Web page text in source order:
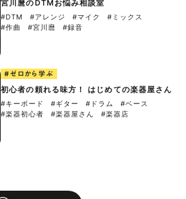
宮川麿のDTMお悩み相談室
#DTM #アレンジ #マイク
#ミックス
#作曲
#宮川麿 #録音
#ゼロから学ぶ
初心者の頼れる味方！ はじめての楽器屋さん
#キーボード #ギター #ドラム
#ベース
#楽器初心者
#楽器屋さん #楽器店